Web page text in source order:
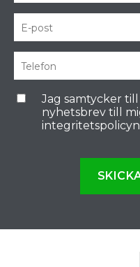
Jag samtycker
nyhetsbrev till
integritetspolicyn